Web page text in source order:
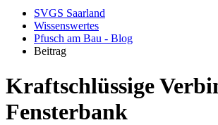
SVGS Saarland
Wissenswertes
Pfusch am Bau - Blog
Beitrag
Kraftschlüssige
Fensterbank